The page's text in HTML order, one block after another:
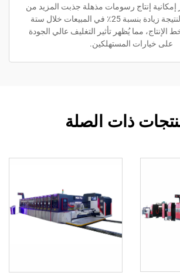
إمكانية إنتاج رسومات مذهلة جذبت المزيد من
العملاء. وكانت النتيجة زيادة بنسبة 25٪ في المبيعات خلال ستة
مما يُظهر تأثير التغليف عالي الجودة
على خيارات المستهلكين.
ذات الصلة